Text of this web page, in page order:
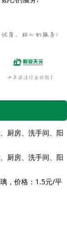
厨房、洗手间、阳
厨房、洗手间、阳
，价格：1.5元/平